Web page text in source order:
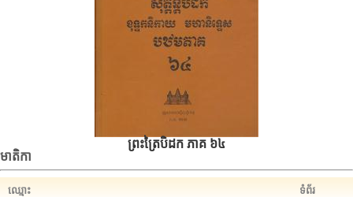
ព្រះត្រៃបិដក ភាគ ៦៤
មាតិកា
ឈ្មោះ ទំព័រ